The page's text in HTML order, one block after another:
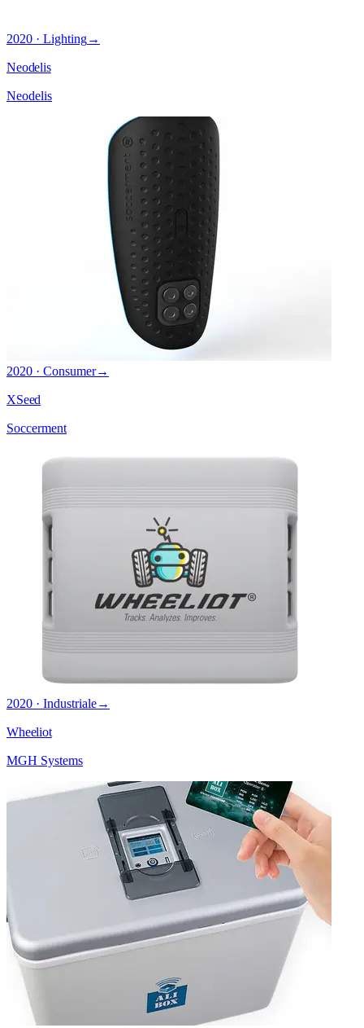
2020 · Lighting→
Neodelis
Neodelis
2020 · Consumer→
XSeed
Soccerment
2020 · Industriale→
Wheeliot
MGH Systems